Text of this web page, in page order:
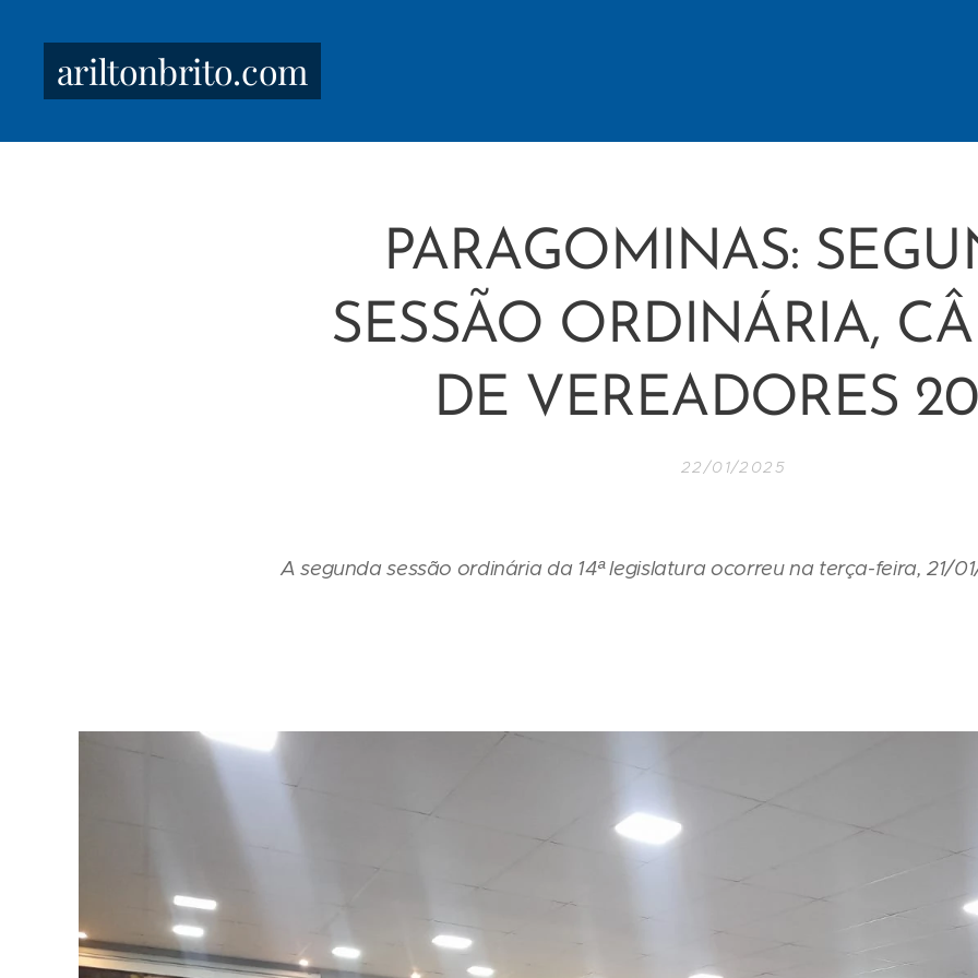
ariltonbrito.com
PARAGOMINAS:
SESSÃO ORDINÁRIA,
DE VEREADORES
22/01/2025
A segunda sessão ordinária da 14ª legislatura ocorreu na terça-feira, 21/